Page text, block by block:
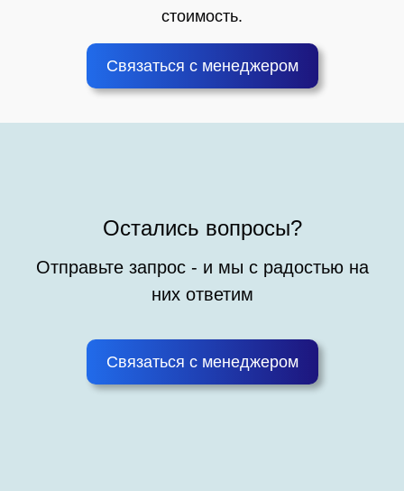
стоимость.
Связаться с менеджером
Остались вопросы?
Отправьте запрос - и мы с радостью на
них ответим
Связаться с менеджером